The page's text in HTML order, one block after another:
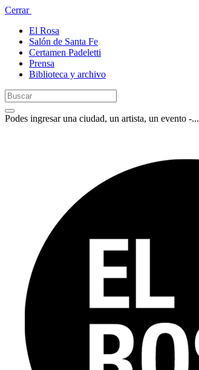
Cerrar
El Rosa
Salón de Santa Fe
Certamen Padeletti
Prensa
Biblioteca y archivo
Podes ingresar una ciudad, un artista, un evento -...